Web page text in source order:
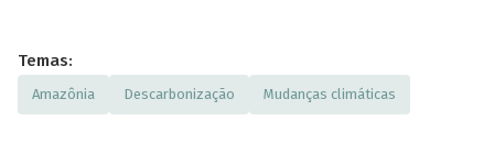
Temas:
Amazônia Descarbonização Mudanças climáticas